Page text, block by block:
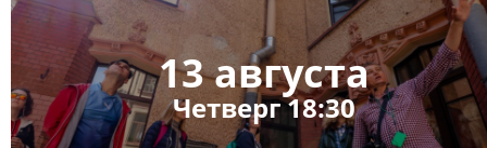
13 августа
Четверг 18:30